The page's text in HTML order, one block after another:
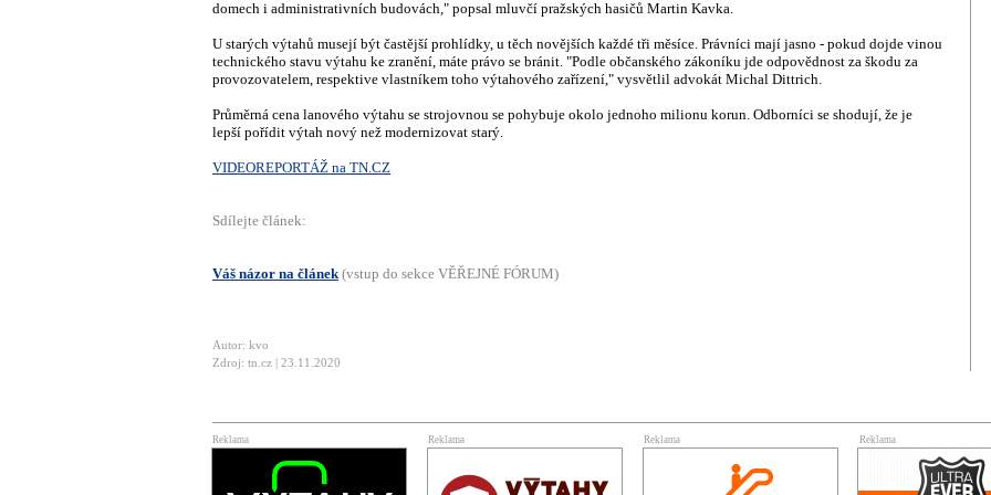
domech i administrativních budovách," popsal mluvčí pražských hasičů Martin Kavka.
U starých výtahů musejí být častější prohlídky, u těch novějších každé tři měsíce. Právníci mají jasno - pokud dojde vinou
technického stavu výtahu ke zranění, máte právo se bránit. "Podle občanského zákoníku jde odpovědnost za škodu za
provozovatelem, respektive vlastníkem toho výtahového zařízení," vysvětlil advokát Michal Dittrich.
Průměrná cena lanového výtahu se strojovnou se pohybuje okolo jednoho milionu korun. Odborníci se shodují, že je
lepší pořídit výtah nový než modernizovat starý.
VIDEOREPORTÁŽ na TN.CZ
Sdílejte článek:
Váš názor na článek (vstup do sekce VĚŘEJNÉ FÓRUM)
Autor: kvo
Zdroj: tn.cz | 23.11.2020
Reklama Reklama Reklama Reklama